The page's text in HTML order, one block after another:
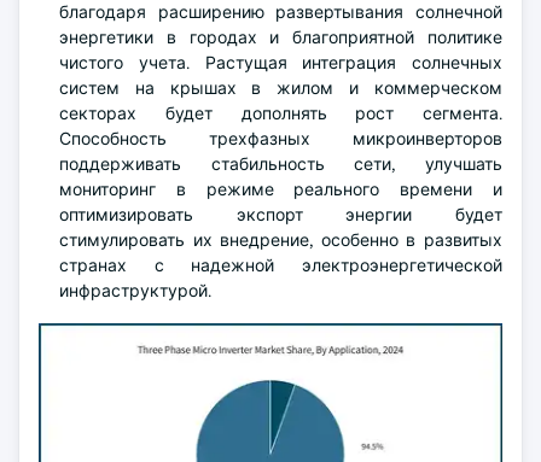
благодаря расширению развертывания солнечной
энергетики в городах и благоприятной политике
чистого учета. Растущая интеграция солнечных
систем на крышах в жилом и коммерческом
секторах будет дополнять рост сегмента.
Способность трехфазных микроинверторов
поддерживать стабильность сети, улучшать
мониторинг в режиме реального времени и
оптимизировать экспорт энергии будет
стимулировать их внедрение, особенно в развитых
странах с надежной электроэнергетической
инфраструктурой.